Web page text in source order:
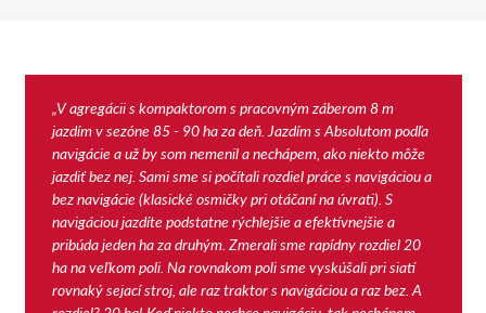
„V agregácii s kompaktorom s pracovným záberom 8 m
jazdím v sezóne 85 - 90 ha za deň. Jazdím s Absolutom podľa
navigácie a už by som nemenil a nechápem, ako niekto môže
jazdiť bez nej. Sami sme si počítali rozdiel práce s navigáciou a
bez navigácie (klasické osmičky pri otáčaní na úvrati). S
navigáciou jazdíte podstatne rýchlejšie a efektívnejšie a
pribúda jeden ha za druhým. Zmerali sme rapídny rozdiel 20
ha na veľkom poli. Na rovnakom poli sme vyskúšali pri siatí
rovnaký sejací stroj, ale raz traktor s navigáciou a raz bez. A